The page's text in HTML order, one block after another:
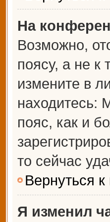
На
Возможно,
поясу, а не к
измените в
находитесь:
пояс, как и
то сейчас
Вернуться к
Я изменил